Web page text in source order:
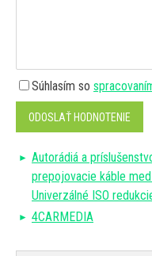
Súhlasím so
ODOSLAŤ HODNOTENIE
Autorádiá a
prepojovacie káble
Univerzálné ISO
4CARMEDIA